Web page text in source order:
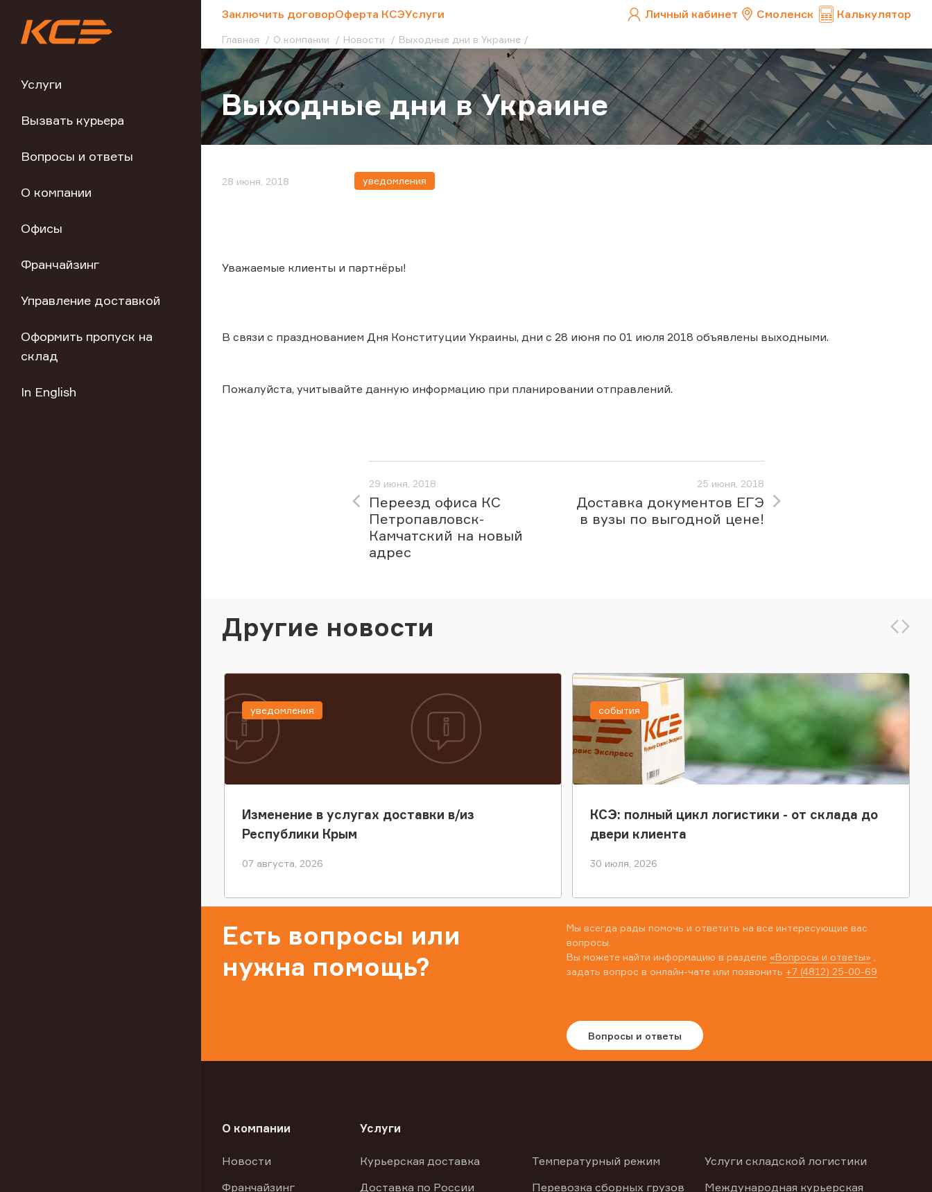
Услуги
Вызвать курьера
Вопросы и ответы
О компании
Офисы
Франчайзинг
Управление доставкой
Оформить пропуск на
склад
In English
Заключить договорОферта КСЭУслуги Личный кабинет Смоленск Калькулятор
Главная О компании Новости Выходные дни в Украине
Выходные дни в Украине
28 июня, 2018 уведомления
Уважаемые клиенты и партнёры!
В связи с празднованием Дня Конституции Украины, дни с 28 июня по 01 июля 2018 объявлены выходными.
Пожалуйста, учитывайте данную информацию при планировании отправлений.
29 июня, 2018
Переезд офиса КС
Петропавловск-
Камчатский на новый
адрес
25 июня, 2018
Доставка документов ЕГЭ
в вузы по выгодной цене!
Другие новости
Изменение в услугах доставки в/из
Республики Крым
07 августа, 2026
уведомления
КСЭ: полный цикл логистики - от склада до
двери клиента
30 июля, 2026
события
Есть вопросы или
нужна помощь?
Мы всегда рады помочь и ответить на все интересующие вас
вопросы.
Вы можете найти информацию в разделе «Вопросы и ответы»
задать вопрос в онлайн-чате или позвонить +7 (4812) 25-00-69
Вопросы и ответы
О компании
Новости
Франчайзинг
Услуги
Курьерская доставка
Доставка по России
Температурный режим
Перевозка сборных грузов
Услуги складской логистики
Международная курьерская